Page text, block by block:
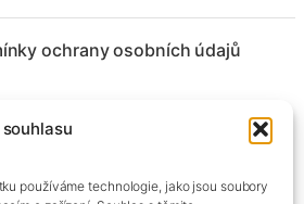
používáme technologie, jako jsou soubory
ochrany osobních údajů